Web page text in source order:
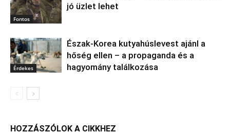
Fontos
jó üzlet lehet
Érdekes
Észak‑Korea kutyahúslevest ajánl a
hőség ellen – a propaganda és a
hagyomány találkozása
HOZZÁSZÓLOK A CIKKHEZ